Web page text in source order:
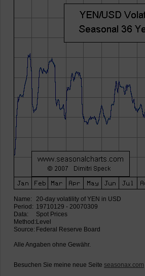
Name:
Period:
Data:
Method:
Source:
20-day volatility of YEN in USD
19710129 - 20070309
Spot Prices
Level
Federal Reserve Board
Alle Angaben ohne Gewähr.
Besuchen Sie meine neue Seite seasonax.com